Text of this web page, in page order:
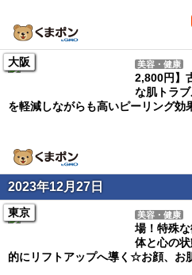
大阪 美容・健康
2,800円】
な肌トラ
を軽減しながらも高いピーリング効
2023年12月27日
東京 美容・健康
場！特殊
体と心の
的にリフトアップへ導く☆お顔、お